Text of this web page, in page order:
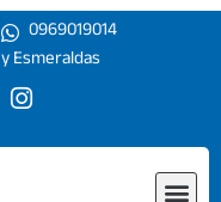
0969019014
Esmeraldas
I
s